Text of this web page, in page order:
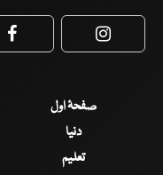
Facebook
صفحۂ اول
دنیا
تعلیم